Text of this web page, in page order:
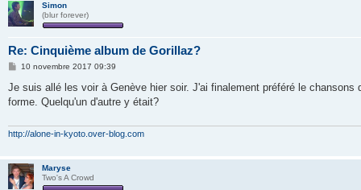
Simon
(blur forever)
Re: Cinquième album de Gorillaz?
M
s
a
10 novembre 2017 09:39
Je suis allé les voir à Genève hier soir. J'ai finalement préféré le
forme. Quelqu'un d'autre y était?
http://alone-in-kyoto.over-blog.com
Maryse
Two's A Crowd